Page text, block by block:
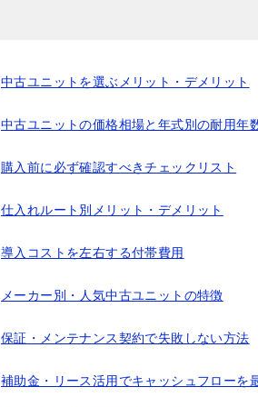
中古ユニットを選ぶメリット・デメリット
中古ユニットの価格相場と年式別の耐用年
購入前に必ず確認すべきチェックリスト
仕入れルート別メリット・デメリット
導入コストを左右する付帯費用
メーカー別・人気中古ユニットの特徴
保証・メンテナンス契約で失敗しない方法
補助金・リース活用でキャッシュフローを